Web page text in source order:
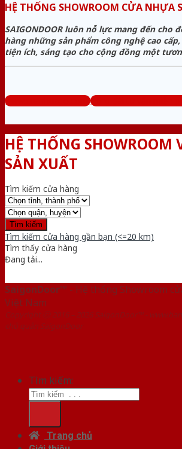
HỆ THỐNG SHOWROOM CỬA NHỰA
SAIGONDOOR luôn nỗ lực mang đến cho
hàng những sản phẩm công nghệ cao
tiện ích, sáng tạo cho cộng đồng một
www.cuanhuago.com Tổng đài tư vấn miễn
HỆ THỐNG SHOWROOM
SẢN XUẤT
Tìm kiếm cửa hàng
Tìm kiếm cửa hàng gần bạn (<=20 km)
Tìm thấy cửa hàng
Đang tải...
SaigonDoor™ - Hệ thống Showroom
Việt Nam
Copyright ⓒ 2016 – 2026 SaigonDoor™ -
chủ quản SaigonDoor
Tìm kiếm:
Trang chủ